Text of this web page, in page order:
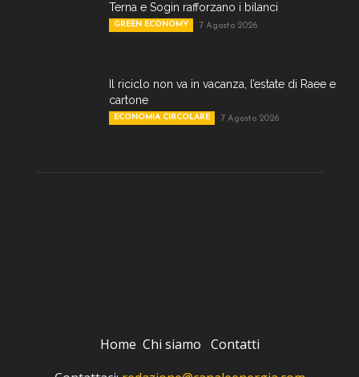
Terna e Sogin rafforzano i bilanci
GREEN ECONOMY 7 Agosto 2026
Il riciclo non va in vacanza, l’estate di Raee e
cartone
ECONOMIA CIRCOLARE 7 Agosto 2026
Home Chi siamo Contatti